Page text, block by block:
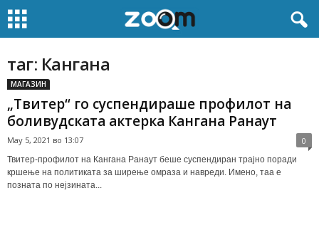
таг: Кангана
МАГАЗИН
„Твитер“ го суспендираше профилот на
боливудската актерка Кангана Ранаут
May 5, 2021 во 13:07 0
Твитер-профилот на Кангана Ранаут беше суспендиран трајно поради
кршење на политиката за ширење омраза и навреди. Имено, таа е
позната по нејзината...